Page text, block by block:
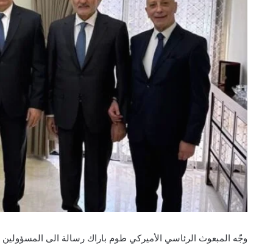
وجّه المبعوث الرئاسي الأميركي طوم باراك رسالة الى